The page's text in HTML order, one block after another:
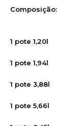
Composição:
1 pote 1,20l
1 pote 1,94l
1 pote 3,88l
1 pote 5,66l